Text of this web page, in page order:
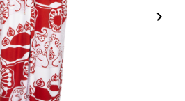
keyboard_arrow_right